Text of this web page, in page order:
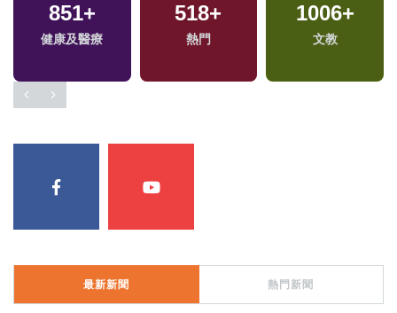
851+
健康及醫療
518+
熱門
1006+
文教
最新新聞 熱門新聞